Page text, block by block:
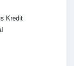
Kredit